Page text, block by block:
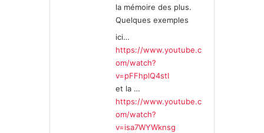
la mémoire des plus.
Quelques exemples
ici…
https://www.youtube.c
om/watch?
v=pFFhplQ4stI
et la …
https://www.youtube.c
om/watch?
v=isa7WYWknsg